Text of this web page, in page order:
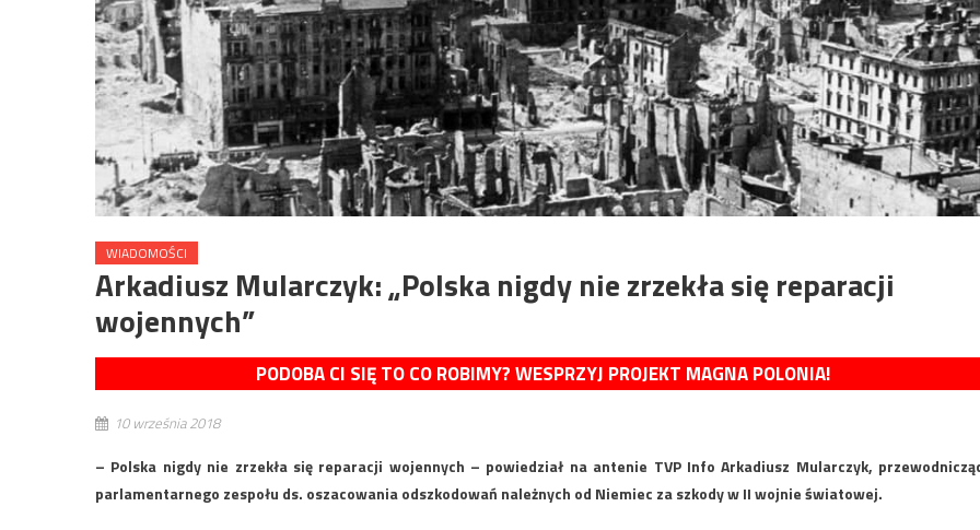
WIADOMOŚCI
Arkadiusz Mularczyk: „Polska nigdy nie zrzekła się reparacji
wojennych”
PODOBA CI SIĘ TO CO ROBIMY? WESPRZYJ PROJEKT MAGNA POLONIA!
10 września 2018
– Polska nigdy nie zrzekła się reparacji wojennych – powiedział na antenie TVP Info Arkadiusz Mularczyk,
parlamentarnego zespołu ds. oszacowania odszkodowań należnych od Niemiec za szkody w II wojnie światowej.